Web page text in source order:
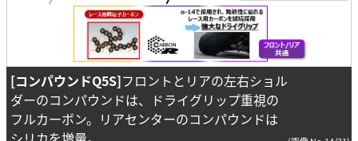
[コンパウンドQ5S]フロントとリアの左右ショル
ダーのコンパウンドは、ドライグリップ重視の
フルカーボン。リアセンターのコンパウンドは